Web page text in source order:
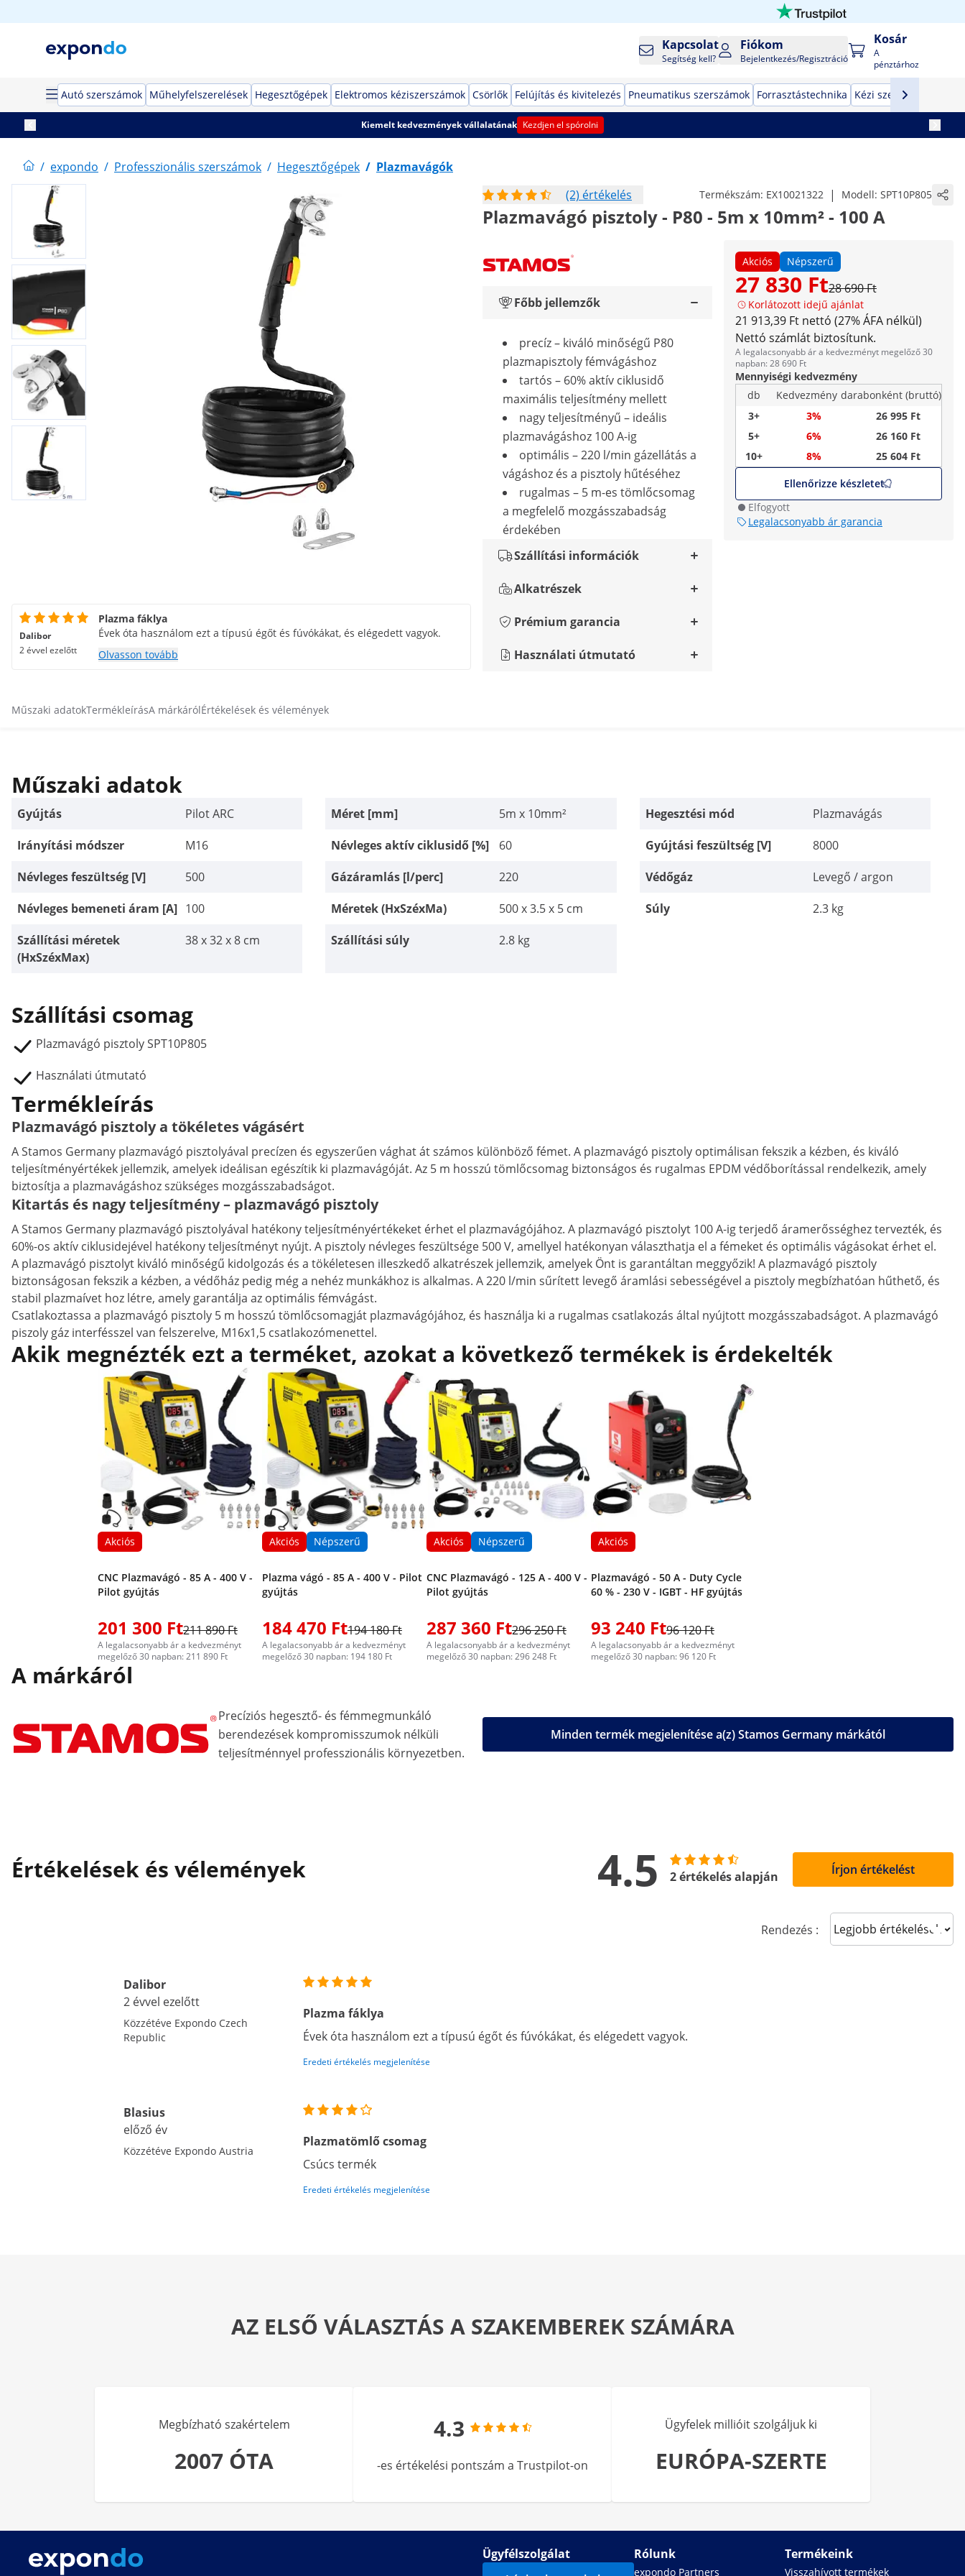
Kapcsolat
Segítség kell?
Fiókom
Bejelentkezés/Regisztráció
Kosár
A
pénztárhoz
Autó szerszámok Műhelyfelszerelések Hegesztőgépek Elektromos kéziszerszámok Csörlők Felújítás és kivitelezés Pneumatikus szerszámok Forrasztástechnika Kézi szerszámok
Kiemelt kedvezmények vállalatának Kezdjen el spórolni
/ expondo / Professzionális szerszámok / Hegesztőgépek / Plazmavágók
(2) értékelés
Termékszám: EX10021322 | Modell: SPT10P805
Plazmavágó pisztoly - P80 - 5m x 10mm² - 100 A
Akciós Népszerű
27 830 Ft28 690 Ft
Korlátozott idejű ajánlat
21 913,39 Ft nettó (27% ÁFA nélkül)
Nettó számlát biztosítunk.
A legalacsonyabb ár a kedvezményt megelőző 30
napban: 28 690 Ft
Mennyiségi kedvezmény
db
Kedvezmény darabonként (bruttó)
3+
3%
26 995 Ft
5+
6%
26 160 Ft
10+
8%
25 604 Ft
Ellenőrizze készletet
Elfogyott
Legalacsonyabb ár garancia
Főbb jellemzők
precíz – kiváló minőségű P80
plazmapisztoly fémvágáshoz
tartós – 60% aktív ciklusidő
maximális teljesítmény mellett
nagy teljesítményű – ideális
plazmavágáshoz 100 A-ig
optimális – 220 l/min gázellátás a
vágáshoz és a pisztoly hűtéséhez
rugalmas – 5 m-es tömlőcsomag
a megfelelő mozgásszabadság
érdekében
Szállítási információk
Alkatrészek
Prémium garancia
Használati útmutató
Dalibor
2 évvel ezelőtt
Plazma fáklya
Évek óta használom ezt a típusú égőt és fúvókákat, és elégedett vagyok.
Olvasson tovább
Műszaki adatokTermékleírásA márkárólÉrtékelések és vélemények
Műszaki adatok
Gyújtás Pilot ARC Méret [mm] 5m x 10mm² Hegesztési mód
Plazmavágás
Irányítási módszer
M16 Névleges aktív ciklusidő [%] 60 Gyújtási feszültség [V]
8000
Névleges feszültség [V]
500 Gázáramlás [l/perc] 220 Védőgáz
Levegő / argon
Névleges bemeneti áram [A] 100 Méretek (HxSzéxMa) 500 x 3.5 x 5 cm Súly
2.3 kg
Szállítási méretek
(HxSzéxMax)
38 x 32 x 8 cm Szállítási súly 2.8 kg
Szállítási csomag
Plazmavágó pisztoly SPT10P805
Használati útmutató
Termékleírás
Plazmavágó pisztoly a tökéletes vágásért
A Stamos Germany plazmavágó pisztolyával precízen és egyszerűen vághat át számos különböző fémet. A plazmavágó pisztoly optimálisan fekszik a kézben, és kiváló
teljesítményértékek jellemzik, amelyek ideálisan egészítik ki plazmavágóját. Az 5 m hosszú tömlőcsomag biztonságos és rugalmas EPDM védőborítással rendelkezik, amely
biztosítja a plazmavágáshoz szükséges mozgásszabadságot.
Kitartás és nagy teljesítmény – plazmavágó pisztoly
A Stamos Germany plazmavágó pisztolyával hatékony teljesítményértékeket érhet el plazmavágójához. A plazmavágó pisztolyt 100 A-ig terjedő áramerősséghez tervezték, és
60%-os aktív ciklusidejével hatékony teljesítményt nyújt. A pisztoly névleges feszültsége 500 V, amellyel hatékonyan választhatja el a fémeket és optimális vágásokat érhet el.
A plazmavágó pisztolyt kiváló minőségű kidolgozás és a tökéletesen illeszkedő alkatrészek jellemzik, amelyek Önt is garantáltan meggyőzik! A plazmavágó pisztoly
biztonságosan fekszik a kézben, a védőház pedig még a nehéz munkákhoz is alkalmas. A 220 l/min sűrített levegő áramlási sebességével a pisztoly megbízhatóan hűthető, és
stabil plazmaívet hoz létre, amely garantálja az optimális fémvágást.
Csatlakoztassa a plazmavágó pisztoly 5 m hosszú tömlőcsomagját plazmavágójához, és használja ki a rugalmas csatlakozás által nyújtott mozgásszabadságot. A plazmavágó
piszoly gáz interfésszel van felszerelve, M16x1,5 csatlakozómenettel.
Akik megnézték ezt a terméket, azokat a következő termékek is érdekelték
Akciós
CNC Plazmavágó - 85 A - 400 V -
Pilot gyújtás
201 300 Ft211 890 Ft
A legalacsonyabb ár a kedvezményt
megelőző 30 napban: 211 890 Ft
Akciós Népszerű
Plazma vágó - 85 A - 400 V - Pilot
gyújtás
184 470 Ft194 180 Ft
A legalacsonyabb ár a kedvezményt
megelőző 30 napban: 194 180 Ft
Akciós Népszerű
CNC Plazmavágó - 125 A - 400 V -
Pilot gyújtás
287 360 Ft296 250 Ft
A legalacsonyabb ár a kedvezményt
megelőző 30 napban: 296 248 Ft
Akciós
Plazmavágó - 50 A - Duty Cycle
60 % - 230 V - IGBT - HF gyújtás
93 240 Ft96 120 Ft
A legalacsonyabb ár a kedvezményt
megelőző 30 napban: 96 120 Ft
A márkáról
Precíziós hegesztő- és fémmegmunkáló
berendezések kompromisszumok nélküli
teljesítménnyel professzionális környezetben.
Minden termék megjelenítése a(z) Stamos Germany márkától
Értékelések és vélemények 4.5 2 értékelés alapján Írjon értékelést
Rendezés : Sort reviews
Dalibor
2 évvel ezelőtt
Közzétéve Expondo Czech
Republic
Plazma fáklya
Évek óta használom ezt a típusú égőt és fúvókákat, és elégedett vagyok.
Eredeti értékelés megjelenítése
Blasius
előző év
Közzétéve Expondo Austria
Plazmatömlő csomag
Csúcs termék
Eredeti értékelés megjelenítése
AZ ELSŐ VÁLASZTÁS A SZAKEMBEREK SZÁMÁRA
Megbízható szakértelem
2007 ÓTA
4.3
-es értékelési pontszám a Trustpilot-on
Ügyfelek millióit szolgáljuk ki
EURÓPA-SZERTE
Ügyfélszolgálat
Rólunk
expondo Partners
Termékeink
Visszahívott termékek